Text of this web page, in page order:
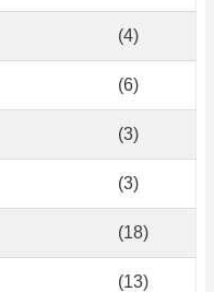
(4)
(6)
(3)
(3)
(18)
(13)